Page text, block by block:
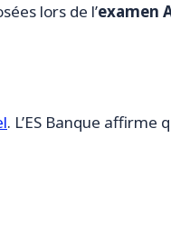
lors de l’examen
. L’ES Banque affirme